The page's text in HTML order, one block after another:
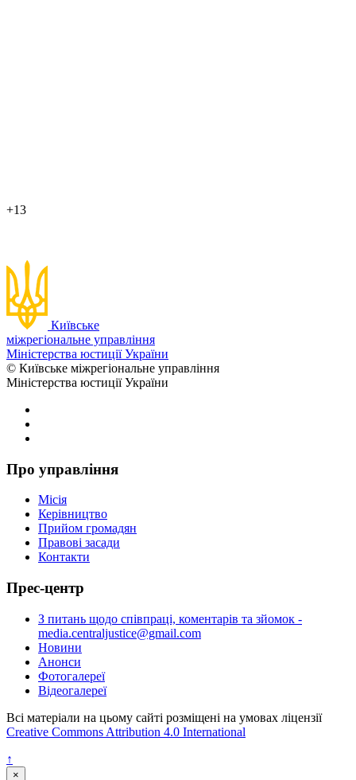
+13
Київське
міжрегіональне управління
Міністерства юстиції України
© Київське міжрегіональне управління
Міністерства юстиції України
Про управління
Місія
Керівництво
Прийом громадян
Правові засади
Контакти
Прес-центр
З питань щодо співпраці, коментарів та зйомок -
media.centraljustice@gmail.com
Новини
Анонси
Фотогалереї
Відеогалереї
Всі матеріали на цьому сайті розміщені на умовах ліцензії
Creative Commons Attribution 4.0 International
↑
×